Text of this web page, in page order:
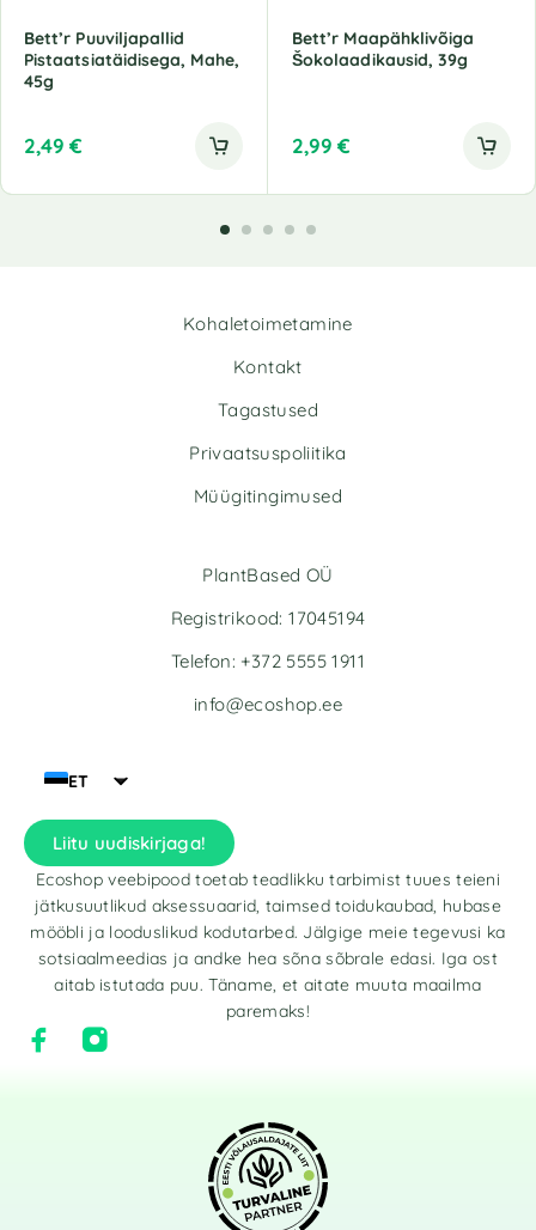
Bett’r Puuviljapallid
Pistaatsiatäidisega, Mahe,
45g
2,49€
Bett’r Maapähklivõiga
Šokolaadikausid, 39g
2,99€
Kohaletoimetamine
Kontakt
Tagastused
Privaatsuspoliitika
Müügitingimused
ET
Liitu uudiskirjaga!
Ecoshop veebipood toetab teadlikku tarbimist tuues teieni
jätkusuutlikud aksessuaarid, taimsed toidukaubad, hubase
mööbli ja looduslikud kodutarbed. Jälgige meie tegevusi ka
sotsiaalmeedias ja andke hea sõna sõbrale edasi. Iga ost
aitab istutada puu. Täname, et aitate muuta maailma
paremaks!
PlantBased OÜ
Registrikood: 17045194
Telefon: +372 5555 1911
info@ecoshop.ee